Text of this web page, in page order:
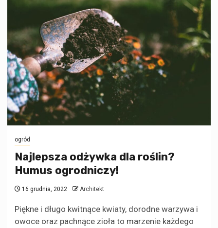
ogród
Najlepsza odżywka dla roślin?
Humus ogrodniczy!
16 grudnia, 2022 Architekt
Piękne i długo kwitnące kwiaty, dorodne warzywa i
owoce oraz pachnące zioła to marzenie każdego